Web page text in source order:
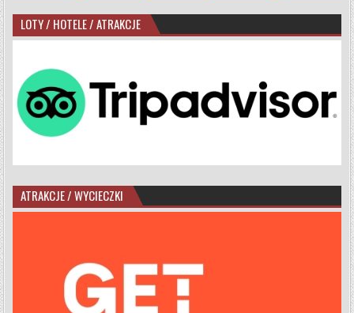
LOTY / HOTELE / ATRAKCJE
ATRAKCJE / WYCIECZKI